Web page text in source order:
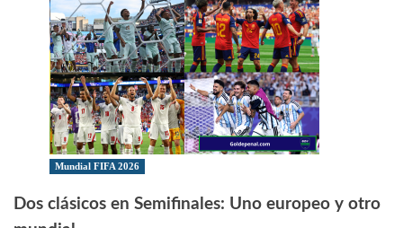
Mundial FIFA 2026
Dos clásicos en Semifinales: Uno europeo y otro